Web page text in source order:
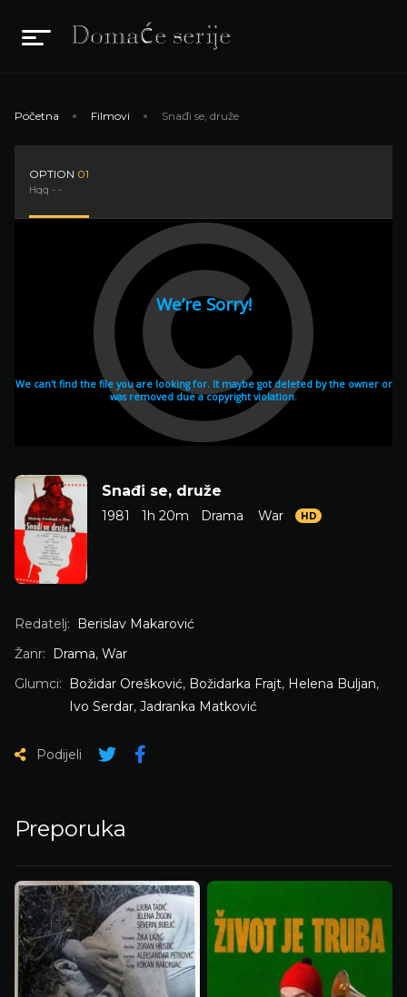
Početna Filmovi Snađi se, druže
OPTION 01
Hqq - -
Snađi se, druže
1981 1h 20m Drama War HD
Redatelj:
Berislav Makarović
Žanr:
Drama, War
Glumci:
Božidar Orešković, Božidarka Frajt, Helena Buljan,
Ivo Serdar, Jadranka Matković
Podijeli
Preporuka